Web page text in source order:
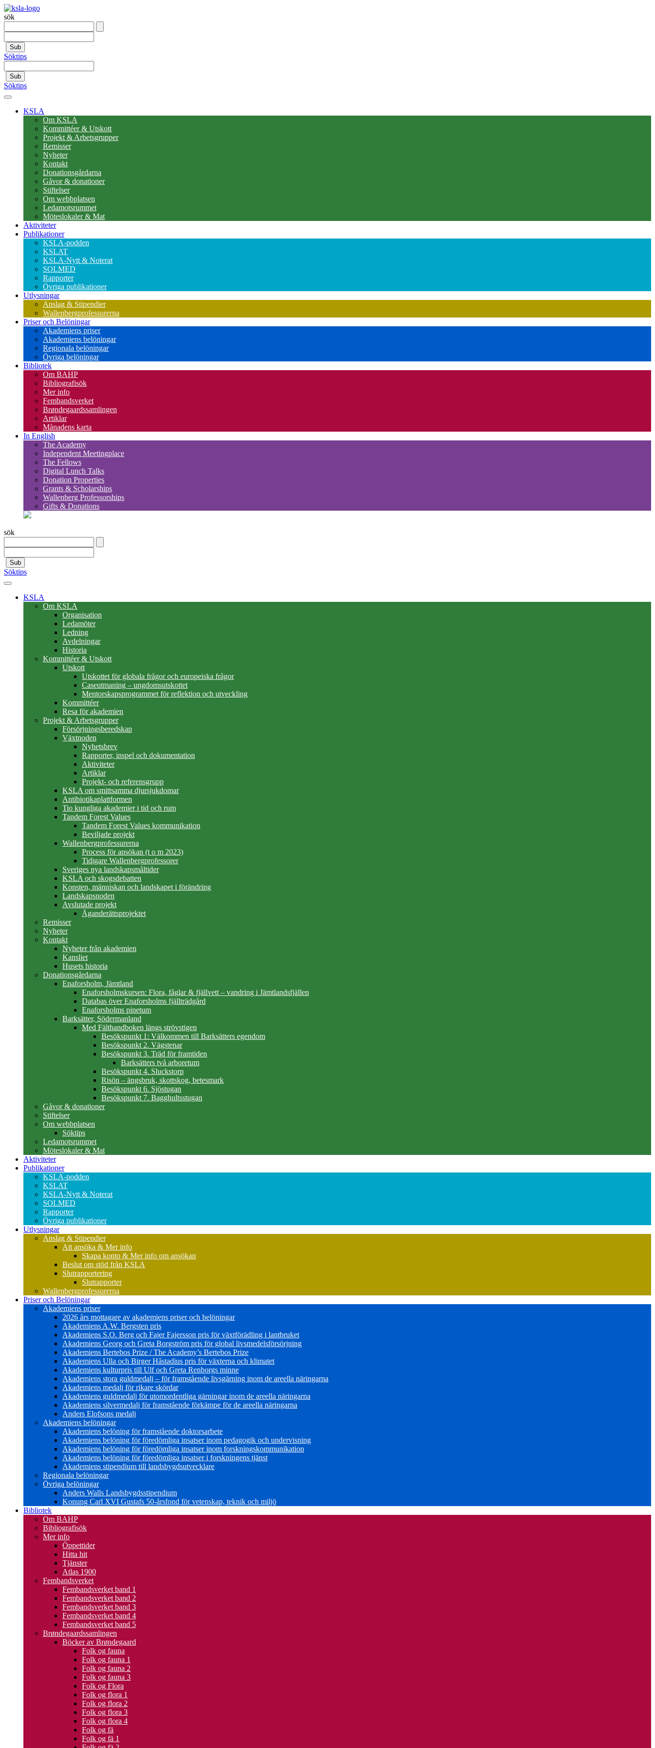
sök
Sub
Söktips
Sub
Söktips
KSLA
Om KSLA
Kommittéer & Utskott
Projekt & Arbetsgrupper
Remisser
Nyheter
Kontakt
Donationsgårdarna
Gåvor & donationer
Stiftelser
Om webbplatsen
Ledamotsrummet
Möteslokaler & Mat
Aktiviteter
Publikationer
KSLA-podden
KSLAT
KSLA-Nytt & Noterat
SOLMED
Rapporter
Övriga publikationer
Utlysningar
Anslag & Stipendier
Wallenbergprofessurerna
Priser och Belöningar
Akademiens priser
Akademiens belöningar
Regionala belöningar
Övriga belöningar
Bibliotek
Om BAHP
Bibliografisök
Mer info
Fembandsverket
Brøndegaardssamlingen
Artiklar
Månadens karta
In English
The Academy
Independent Meetingplace
The Fellows
Digital Lunch Talks
Donation Properties
Grants & Scholarships
Wallenberg Professorships
Gifts & Donations
sök
Sub
Söktips
KSLA
Om KSLA
Organisation
Ledamöter
Ledning
Avdelningar
Historia
Kommittéer & Utskott
Utskott
Utskottet för globala frågor och europeiska frågor
Caseutmaning – ungdomsutskottet
Mentorskapsprogrammet för reflektion och utveckling
Kommittéer
Resa för akademien
Projekt & Arbetsgrupper
Försörjningsberedskap
Växtnoden
Nyhetsbrev
Rapporter, inspel och dokumentation
Aktiviteter
Artiklar
Projekt- och referensgrupp
KSLA om smittsamma djursjukdomar
Antibiotikaplattformen
Tio kungliga akademier i tid och rum
Tandem Forest Values
Tandem Forest Values kommunikation
Beviljade projekt
Wallenbergprofessurerna
Process för ansökan (t o m 2023)
Tidigare Wallenbergprofessorer
Sveriges nya landskapsmåltider
KSLA och skogsdebatten
Konsten, människan och landskapet i förändring
Landskapsnoden
Avslutade projekt
Äganderättsprojektet
Remisser
Nyheter
Kontakt
Nyheter från akademien
Kansliet
Husets historia
Donationsgårdarna
Enaforsholm, Jämtland
Enaforsholmskursen: Flora, fåglar & fjällvett – vandring i Jämtlandsfjällen
Databas över Enaforsholms fjällträdgård
Enaforsholms pinetum
Barksätter, Södermanland
Med Fälthandboken längs strövstigen
Besökspunkt 1: Välkommen till Barksätters egendom
Besökspunkt 2. Vägstenar
Besökspunkt 3. Träd för framtiden
Barksätters två arboretum
Besökspunkt 4. Sluckstorp
Risön – ängsbruk, skottskog, betesmark
Besökspunkt 6. Sjöstugan
Besökspunkt 7. Bagghultsstugan
Gåvor & donationer
Stiftelser
Om webbplatsen
Söktips
Ledamotsrummet
Möteslokaler & Mat
Aktiviteter
Publikationer
KSLA-podden
KSLAT
KSLA-Nytt & Noterat
SOLMED
Rapporter
Övriga publikationer
Utlysningar
Anslag & Stipendier
Att ansöka & Mer info
Skapa konto & Mer info om ansökan
Beslut om stöd från KSLA
Slutrapportering
Slutrapporter
Wallenbergprofessurerna
Priser och Belöningar
Akademiens priser
2026 års mottagare av akademiens priser och belöningar
Akademiens A.W. Bergsten pris
Akademiens S.O. Berg och Fajer Fajersson pris för växtförädling i lantbruket
Akademiens Georg och Greta Borgström pris för global livsmedelsförsörjning
Akademiens Bertebos Prize / The Academy’s Bertebos Prize
Akademiens Ulla och Birger Håstadius pris för växterna och klimatet
Akademiens kulturpris till Ulf och Greta Renborgs minne
Akademiens stora guldmedalj – för framstående livsgärning inom de areella näringarna
Akademiens medalj för rikare skördar
Akademiens guldmedalj för utomordentliga gärningar inom de areella näringarna
Akademiens silvermedalj för framstående förkämpe för de areella näringarna
Anders Elofsons medalj
Akademiens belöningar
Akademiens belöning för framstående doktorsarbete
Akademiens belöning för föredömliga insatser inom pedagogik och undervisning
Akademiens belöning för föredömliga insatser inom forskningskommunikation
Akademiens belöning för föredömliga insatser i forskningens tjänst
Akademiens stipendium till landsbygdsutvecklare
Regionala belöningar
Övriga belöningar
Anders Walls Landsbygdsstipendium
Konung Carl XVI Gustafs 50-årsfond för vetenskap, teknik och miljö
Bibliotek
Om BAHP
Bibliografisök
Mer info
Öppettider
Hitta hit
Tjänster
Atlas 1900
Fembandsverket
Fembandsverket band 1
Fembandsverket band 2
Fembandsverket band 3
Fembandsverket band 4
Fembandsverket band 5
Brøndegaardssamlingen
Böcker av Brøndegaard
Folk og fauna
Folk og fauna 1
Folk og fauna 2
Folk og fauna 3
Folk og Flora
Folk og flora 1
Folk og flora 2
Folk og flora 3
Folk og flora 4
Folk og fä
Folk og fä 1